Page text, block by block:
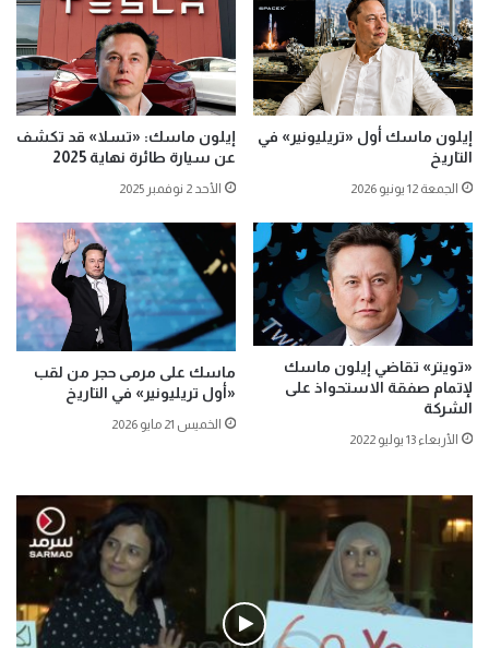
إيلون ماسك أول «تريليونير» في
التاريخ
الجمعة 12 يونيو 2026
إيلون ماسك: «تسلا» قد تكشف
عن سيارة طائرة نهاية 2025
الأحد 2 نوفمبر 2025
«تويتر» تقاضي إيلون ماسك
لإتمام صفقة الاستحواذ على
الشركة
الأربعاء 13 يوليو 2022
ماسك على مرمى حجر من لقب
«أول تريليونير» في التاريخ
الخميس 21 مايو 2026